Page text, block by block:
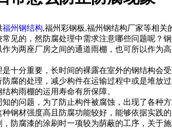
福州钢结构,福州彩钢板,福州钢结构厂家等相关
见的，然防腐处理中需求注意哪些问题呢？
为两座厂房之间的通道雨棚，也可所以作为
分重要，长时间的裸露在室外的钢结构会受
的处理，减少构件在运输过程中或是堆放
构雨棚的运用寿命有所保障。
问题，为了防止构件被腐蚀，出现了各种方
材强度高且防腐功能较好，能够依据实践的
防腐漆的涂刷时一项较为荫蔽的工序，关于